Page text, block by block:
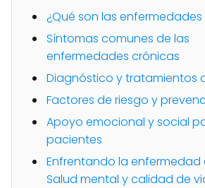
¿Qué son las
Síntomas comunes de las
enfermedades crónicas
Diagnóstico y tratamientos
Factores de riesgo y
Apoyo emocional y social
pacientes
Enfrentando la enfermedad
Salud mental y calidad de